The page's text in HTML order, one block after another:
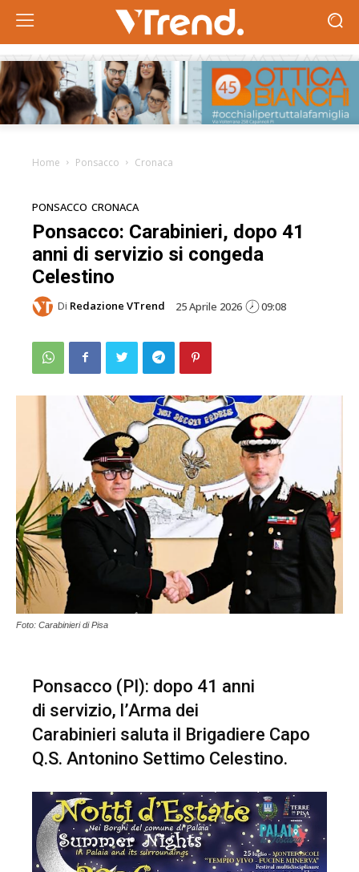
Home Ponsacco Cronaca
PONSACCO CRONACA
Ponsacco: Carabinieri, dopo 41
anni di servizio si congeda
Celestino
Di Redazione VTrend 25 Aprile 2026 09:08
Foto: Carabinieri di Pisa
Ponsacco (PI): dopo 41 anni
di servizio, l’Arma dei
Carabinieri saluta il Brigadiere Capo
Q.S. Antonino Settimo Celestino.